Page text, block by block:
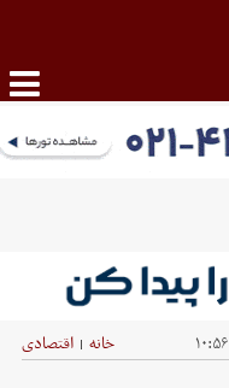
خانه | اقتصادی